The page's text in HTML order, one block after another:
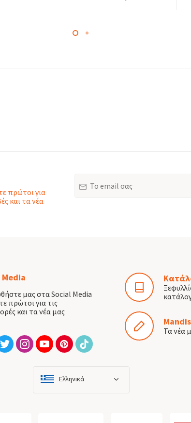
πρώτοι για
και τα νέα
Ελληνικά
μας στα Social Media
πρώτοι για τις
και τα νέα μας
Τα νέα